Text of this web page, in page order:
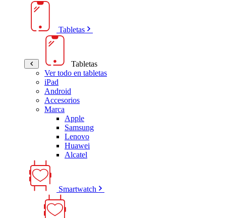
Tabletas
Tabletas
Ver todo en tabletas
iPad
Android
Accesorios
Marca
Apple
Samsung
Lenovo
Huawei
Alcatel
Smartwatch